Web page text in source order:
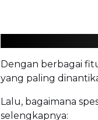
Dengan berbagai
yang paling
Lalu, bagaimana
selengkapnya: